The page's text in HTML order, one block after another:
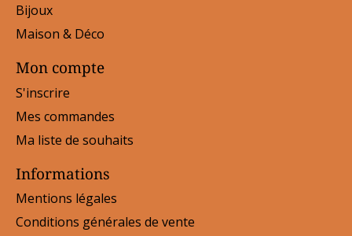
Bijoux
Maison & Déco
Mon compte
S'inscrire
Mes commandes
Ma liste de souhaits
Informations
Mentions légales
Conditions générales de vente